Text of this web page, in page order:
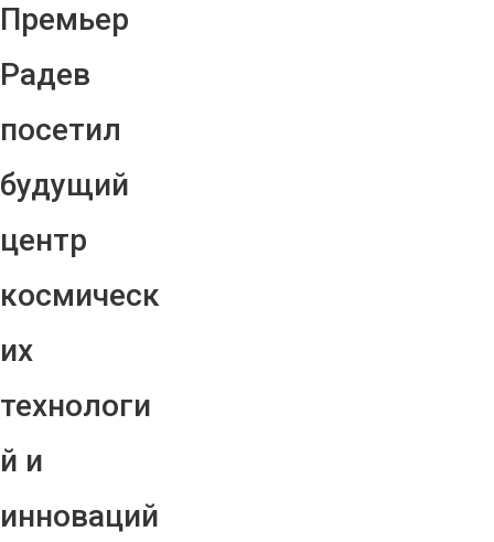
Премьер
Радев
посетил
будущий
центр
космическ
их
технологи
й и
инноваций